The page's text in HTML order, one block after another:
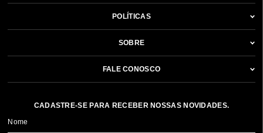
POLÍTICAS
SOBRE
FALE CONOSCO
CADASTRE-SE PARA RECEBER NOSSAS NOVIDADES.
Nome